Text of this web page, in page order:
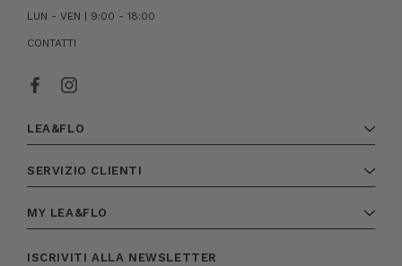
LUN - VEN | 9:00 - 18:00
CONTATTI
LEA&FLO
SERVIZIO CLIENTI
MY LEA&FLO
ISCRIVITI ALLA NEWSLETTER